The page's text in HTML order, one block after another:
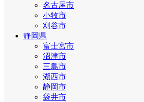
名古屋市
小牧市
刈谷市
静岡県
富士宮市
沼津市
三島市
湖西市
静岡市
袋井市